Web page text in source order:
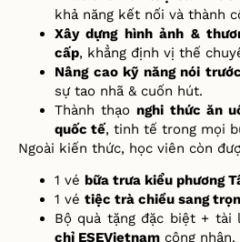
khả năng kết nối và thành
Xây dựng hìnhảnh & thươ
cấp, khẳng định vị thế
Nâng cao kỹnăng nói trướ
sựtao nhã & cuốn hút.
Thành thạo nghi thức ăn u
quốc tế, tinh tế trong mọi b
Ngoài kiến thức, học viên còn đượ
1 vé bữa trưa kiểu phương
1 vé tiệc trà chiều sang trọ
Bộ quà tặng đặc biệt + tài
chỉ ESEVietnam công nhận.